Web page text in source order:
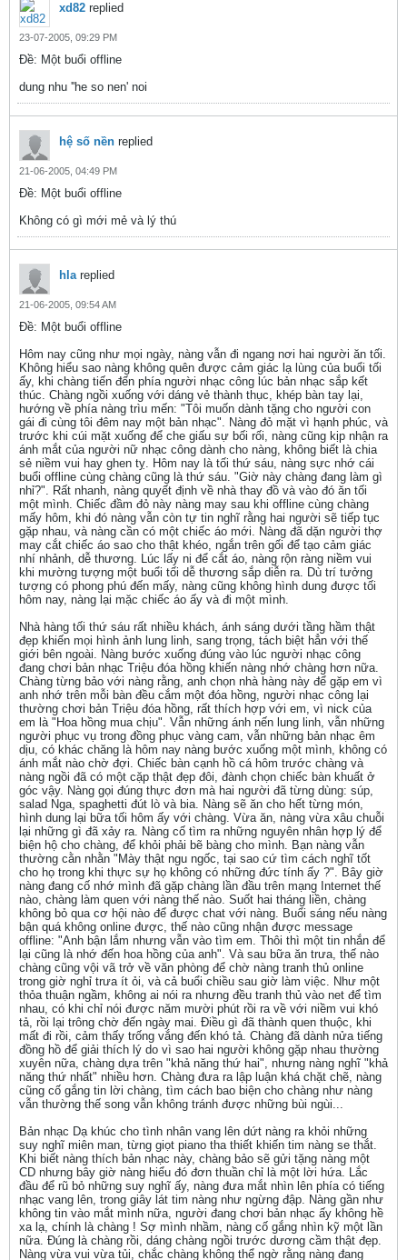
xd82 replied
23-07-2005, 09:29 PM
Ðề: Một buổi offline
dung nhu ''he so nen' noi
hệ số nền replied
21-06-2005, 04:49 PM
Ðề: Một buổi offline
Không có gì mới mẻ và lý thú
hlareplied
21-06-2005, 09:54 AM
Ðề: Một buổi offline
Hôm nay cũng như mọi ngày, nàng vẫn đi ngang nơi hai người ăn tối.
Không hiểu sao nàng không quên được cảm giác lạ lùng của buổi tối
ấy, khi chàng tiến đến phía người nhạc công lúc bản nhạc sắp kết
thúc. Chàng ngồi xuống với dáng vẻ thành thục, khép bàn tay lại,
hướng về phía nàng trìu mến: "Tôi muốn dành tặng cho người con
gái đi cùng tôi đêm nay một bản nhạc". Nàng đỏ mặt vì hạnh phúc, và
trước khi cúi mặt xuống để che giấu sự bối rối, nàng cũng kịp nhận ra
ánh mắt của người nữ nhạc công dành cho nàng, không biết là chia
sẻ niềm vui hay ghen tỵ. Hôm nay là tối thứ sáu, nàng sực nhớ cái
buổi offline cùng chàng cũng là thứ sáu. "Giờ này chàng đang làm gì
nhỉ?". Rất nhanh, nàng quyết định về nhà thay đồ và vào đó ăn tối
một mình. Chiếc đầm đỏ này nàng may sau khi offline cùng chàng
mấy hôm, khi đó nàng vẫn còn tự tin nghĩ rằng hai người sẽ tiếp tục
gặp nhau, và nàng cần có một chiếc áo mới. Nàng đã dặn người thợ
may cắt chiếc áo sao cho thật khéo, ngắn trên gối để tạo cảm giác
nhí nhảnh, dễ thương. Lúc lấy ni để cắt áo, nàng rộn ràng niềm vui
khi mường tượng một buổi tối dễ thương sắp diễn ra. Dù trí tưởng
tượng có phong phú đến mấy, nàng cũng không hình dung được tối
hôm nay, nàng lại mặc chiếc áo ấy và đi một mình.
Nhà hàng tối thứ sáu rất nhiều khách, ánh sáng dưới tầng hầm thật
đẹp khiến mọi hình ảnh lung linh, sang trọng, tách biệt hẳn với thế
giới bên ngoài. Nàng bước xuống đúng vào lúc người nhạc công
đang chơi bản nhạc Triệu đóa hồng khiến nàng nhớ chàng hơn nữa.
Chàng từng bảo với nàng rằng, anh chọn nhà hàng này để gặp em vì
anh nhớ trên mỗi bàn đều cắm một đóa hồng, người nhạc công lại
thường chơi bản Triệu đóa hồng, rất thích hợp với em, vì nick của
em là "Hoa hồng mua chịu". Vẫn những ánh nến lung linh, vẫn những
người phục vụ trong đồng phục vàng cam, vẫn những bản nhạc êm
dịu, có khác chăng là hôm nay nàng bước xuống một mình, không có
ánh mắt nào chờ đợi. Chiếc bàn cạnh hồ cá hôm trước chàng và
nàng ngồi đã có một cặp thật đẹp đôi, đành chọn chiếc bàn khuất ở
góc vậy. Nàng gọi đúng thực đơn mà hai người đã từng dùng: súp,
salad Nga, spaghetti đút lò và bia. Nàng sẽ ăn cho hết từng món,
hình dung lại bữa tối hôm ấy với chàng. Vừa ăn, nàng vừa xâu chuỗi
lại những gì đã xảy ra. Nàng cố tìm ra những nguyên nhân hợp lý để
biện hộ cho chàng, để khỏi phải bẽ bàng cho mình. Bạn nàng vẫn
thường cằn nhằn "Mày thật ngu ngốc, tại sao cứ tìm cách nghĩ tốt
cho họ trong khi thực sự họ không có những đức tính ấy ?". Bây giờ
nàng đang cố nhớ mình đã gặp chàng lần đầu trên mạng Internet thế
nào, chàng làm quen với nàng thế nào. Suốt hai tháng liền, chàng
không bỏ qua cơ hội nào để được chat với nàng. Buổi sáng nếu nàng
bận quá không online được, thế nào cũng nhận được message
offline: "Anh bận lắm nhưng vẫn vào tìm em. Thôi thì một tin nhắn để
lại cũng là nhớ đến hoa hồng của anh". Và sau bữa ăn trưa, thế nào
chàng cũng vội vã trở về văn phòng để chờ nàng tranh thủ online
trong giờ nghỉ trưa ít ỏi, và cả buổi chiều sau giờ làm việc. Như một
thỏa thuận ngầm, không ai nói ra nhưng đều tranh thủ vào net để tìm
nhau, có khi chỉ nói được năm mười phút rồi ra về với niềm vui khó
tả, rồi lại trông chờ đến ngày mai. Điều gì đã thành quen thuộc, khi
mất đi rồi, cảm thấy trống vắng đến khó tả. Chàng đã dành nửa tiếng
đồng hồ để giải thích lý do vì sao hai người không gặp nhau thường
xuyên nữa, chàng dựa trên "khả năng thứ hai", nhưng nàng nghĩ "khả
năng thứ nhất" nhiều hơn. Chàng đưa ra lập luận khá chặt chẽ, nàng
cũng cố gắng tin lời chàng, tìm cách bao biện cho chàng như nàng
vẫn thường thế song vẫn không tránh được những bùi ngùi...
Bản nhạc Dạ khúc cho tình nhân vang lên dứt nàng ra khỏi những
suy nghĩ miên man, từng giọt piano tha thiết khiến tim nàng se thắt.
Khi biết nàng thích bản nhạc này, chàng bảo sẽ gửi tặng nàng một
CD nhưng bây giờ nàng hiểu đó đơn thuần chỉ là một lời hứa. Lắc
đầu để rũ bỏ những suy nghĩ ấy, nàng đưa mắt nhìn lên phía có tiếng
nhạc vang lên, trong giây lát tim nàng như ngừng đập. Nàng gần như
không tin vào mắt mình nữa, người đang chơi bản nhạc ấy không hề
xa lạ, chính là chàng ! Sợ mình nhầm, nàng cố gắng nhìn kỹ một lần
nữa. Đúng là chàng rồi, dáng chàng ngồi trước dương cầm thật đẹp.
Nàng vừa vui vừa tủi, chắc chàng không thể ngờ rằng nàng đang